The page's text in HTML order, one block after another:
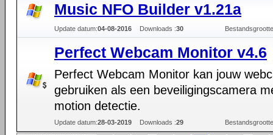
Music NFO Builder v1.21a
Update datum:04-08-2016 Downloads :30
Perfect Webcam Monitor v4.6
Perfect Webcam Monitor kan jouw
gebruiken als een beveiligingscamera
motion detectie.
Update datum:28-03-2019 Downloads :29